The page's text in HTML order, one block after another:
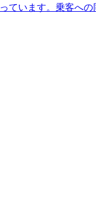
ています。乗客へ